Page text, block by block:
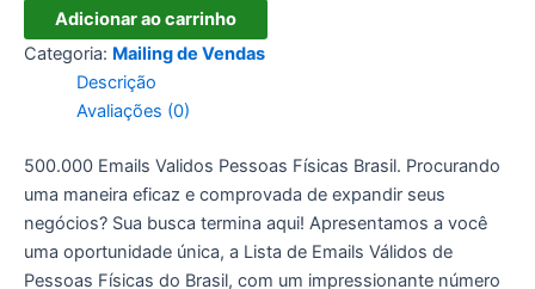
Validos
Pessoas
Físicas
Adicionar ao carrinho
Categoria: Mailing de Vendas
Descrição
Avaliações (0)
500.000 Emails Validos Pessoas Físicas Brasil. Procurando
uma maneira eficaz e comprovada de expandir seus
negócios? Sua busca termina aqui! Apresentamos a você
uma oportunidade única, a Lista de Emails Válidos de
Pessoas Físicas do Brasil, com um impressionante número